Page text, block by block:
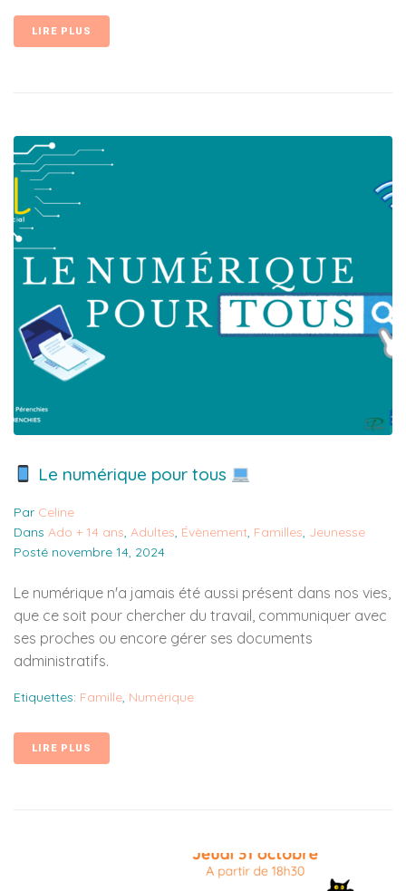
LIRE PLUS
Le numérique pour tous
Par Celine
Dans Ado + 14 ans, Adultes, Évènement, Familles, Jeunesse
Posté novembre 14, 2024
Le numérique n'a jamais été aussi présent dans nos vies,
que ce soit pour chercher du travail, communiquer avec
ses proches ou encore gérer ses documents
administratifs.
Etiquettes: Famille, Numérique
LIRE PLUS